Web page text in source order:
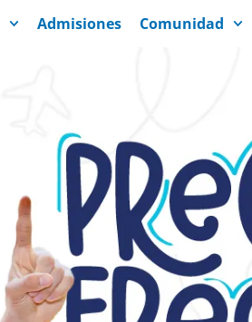
Admisiones Comunidad